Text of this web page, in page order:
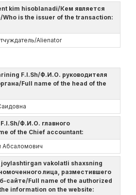
kim hisoblanadi/Кем является
Who is the issuer of the transaction:
Alienator
F.I.Sh/Ф.И.О. руководителя
Full name of the head of the
Ф.И.О. главного
of the Chief accountant:
vakolatli shaxsning
лица, разместившего
сайте/Full name of the authorized
information on the website: